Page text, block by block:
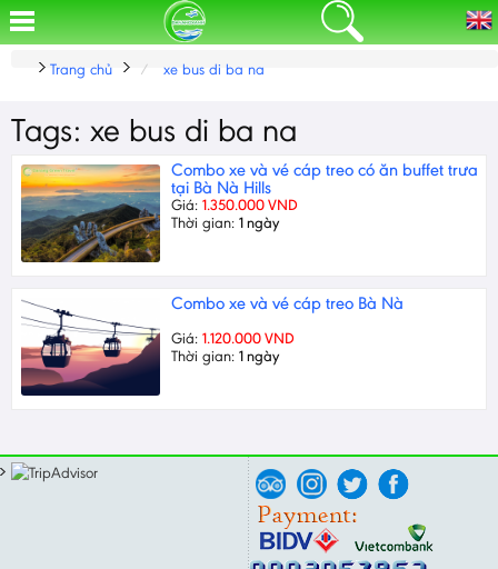
Trang chủ xe bus di ba na
Tags: xe bus di ba na
Combo xe và vé cáp treo có ăn buffet trưa
tại Bà Nà Hills
Giá: 1.350.000 VND
Thời gian: 1 ngày
Combo xe và vé cáp treo Bà Nà
Giá: 1.120.000 VND
Thời gian: 1 ngày